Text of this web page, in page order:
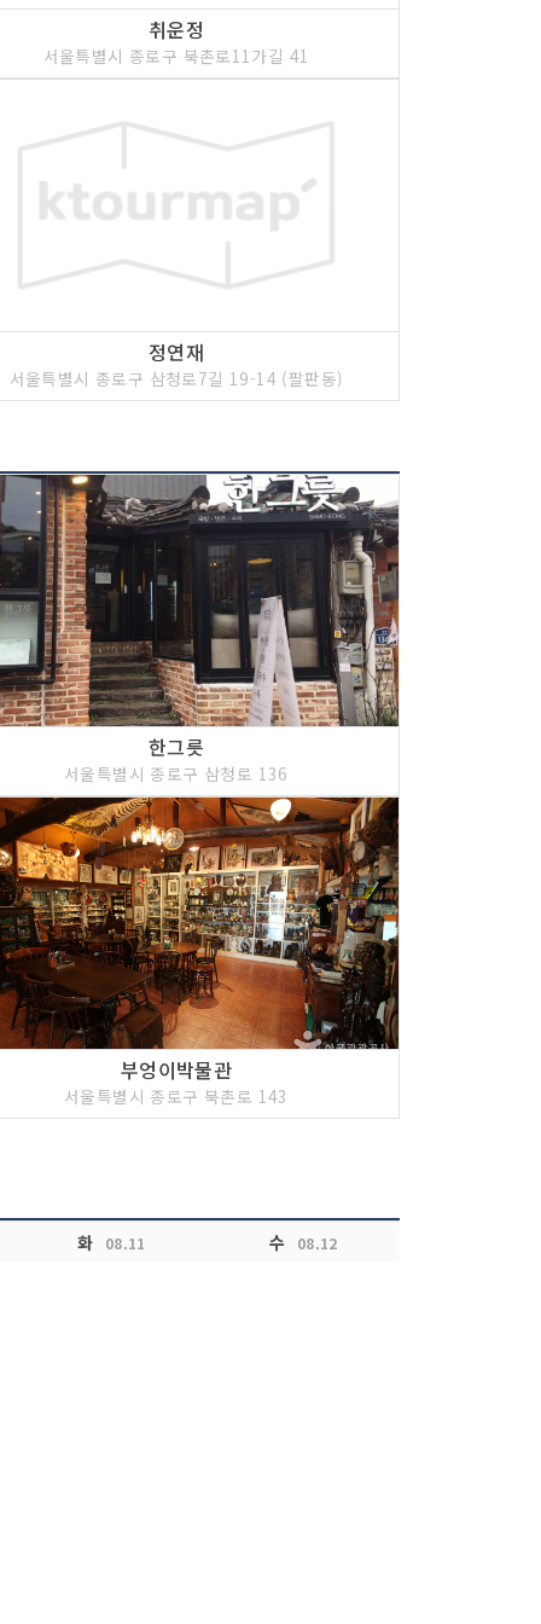
취운정
서울특별시 종로구 북촌로11가길 41
정연재
서울특별시 종로구 삼청로7길 19-14 (팔판동)
한그릇
서울특별시 종로구 삼청로 136
부엉이박물관
서울특별시 종로구 북촌로 143
화 08.11 수 08.12